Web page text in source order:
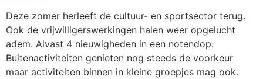
Deze zomer herleeft de cultuur- en sportsector terug.
Ook de vrijwilligerswerkingen halen weer opgelucht
adem. Alvast 4 nieuwigheden in een notendop:
Buitenactiviteiten genieten nog steeds de voorkeur
maar activiteiten binnen in kleine groepjes mag ook.